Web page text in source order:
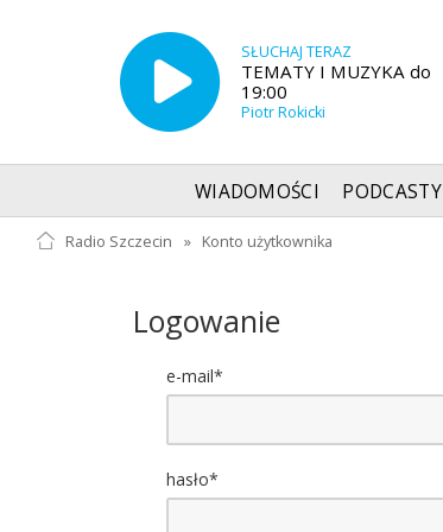
SŁUCHAJ TERAZ
TEMATY I MUZYKA do
19:00
Piotr Rokicki
WIADOMOŚCI PODCASTY
Radio Szczecin » Konto użytkownika
Logowanie
e-mail*
hasło*